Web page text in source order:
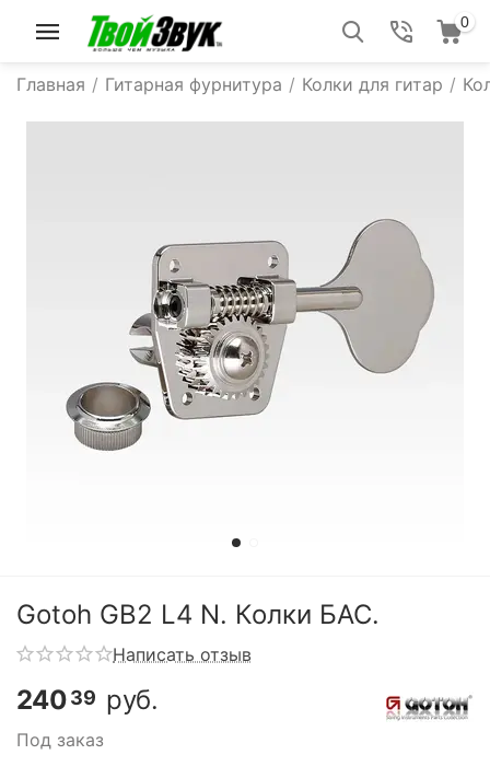
0
Главная / Гитарная фурнитура / Колки для гитар /
Gotoh GB2 L4 N. Колки БАС.
Написать отзыв
24039 руб.
Под заказ